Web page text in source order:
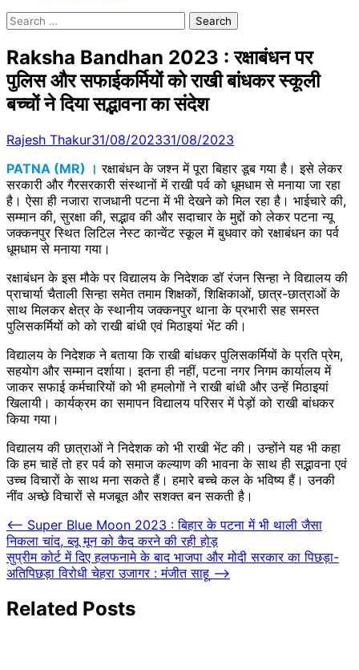
Search
Raksha Bandhan 2023 : रक्षाबंधन पर
पुलिस और सफाई​कर्मियों को राखी बांधकर स्कूली
बच्चों ने दिया सद्भावना का संदेश
Rajesh Thakur31/08/202331/08/2023
PATNA (MR) । रक्षाबंधन के जश्न में पूरा बिहार डूब गया है। इसे लेकर
सरकारी और गैरसरकारी संस्थानों में राखी पर्व को धूमधाम से मनाया जा रहा
है। ऐसा ही नजारा राजधानी पटना में भी देखने को मिल रहा है। भाईचारे की,
सम्मान की, सुरक्षा की, सद्भाव की और सदाचार के मुद्दों को लेकर पटना न्यू
जक्कनपुर स्थित लिटिल नेस्ट कान्वेंट स्कूल में बुधवार को रक्षाबंधन का पर्व
धूमधाम से मनाया गया।
रक्षाबंधन के इस मौके पर विद्यालय के निदेशक डॉ रंजन सिन्हा ने विद्यालय की
प्राचार्या चैताली सिन्हा समेत तमाम शिक्षकों, शिक्षिकाओं, छात्र-छात्राओं के
साथ मिलकर क्षेत्र के स्थानीय जक्कनपुर थाना के प्रभारी सह समस्त
पुलिसकर्मियों को को राखी बांधी एवं मिठाइयां भेंट की।
विद्यालय के निदेशक ने बताया कि राखी बांधकर पुलिसकर्मियों के प्रति प्रेम,
सहयोग और सम्मान दर्शाया। इतना ही नहीं, पटना नगर निगम कार्यालय में
जाकर सफाई कर्मचारियों को भी हमलोगों ने राखी बांधी और उन्हें मिठाइयां
खिलायी। कार्यक्रम का समापन विद्यालय परिसर में पेड़ों को राखी बांधकर
किया गया।
विद्यालय की छात्राओं ने निदेशक को भी राखी भेंट की। उन्होंने यह भी कहा
कि हम चाहें तो हर पर्व को समाज कल्याण की भावना के साथ ही सद्भावना एवं
उच्च विचारों के साथ मना सकते हैं। हमारे बच्चे कल के भविष्य हैं। उनकी
नींव अच्छे विचारों से मजबूत और सशक्त बन सकती है।
Post
navigation
⟵ Super Blue Moon 2023 : बिहार के पटना में भी थाली जैसा
निकला चांद, ब्लू मून को कैद करने की रही होड़
सुप्रीम कोर्ट में दिए हलफनामे के बाद भाजपा और मोदी सरकार का पिछड़ा-
अतिपिछड़ा विरोधी चेहरा उजागर : मंजीत साहू ⟶
Related Posts